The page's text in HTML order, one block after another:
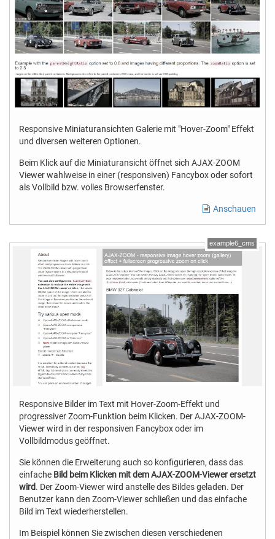
Responsive Miniaturansichten Galerie mit "Hover-Zoom" Effekt
und diversen weiteren Optionen.
Beim Klick auf die Miniaturansicht öffnet sich AJAX-ZOOM
Viewer wahlweise in einer (responsiven) Fancybox oder sofort
als Vollbild bzw. volles Browserfenster.
Anschauen
example6_cms
Responsive Bilder im Text mit Hover-Zoom-Effekt und
progressiver Zoom-Funktion beim Klicken. Der AJAX-ZOOM-
Viewer wird in der responsiven Fancybox oder im
Vollbildmodus geöffnet.
Sie können die Erweiterung auch so konfigurieren, dass das
einfache Bild beim Klicken mit dem AJAX-ZOOM-Viewer ersetzt
wird. Der Zoom-Viewer wird anstelle des Bildes geladen. Der
Benutzer kann den Zoom-Viewer schließen und das einfache
Bild im Text wiederherstellen.
Im Beispiel können Sie zwischen diesen verschiedenen